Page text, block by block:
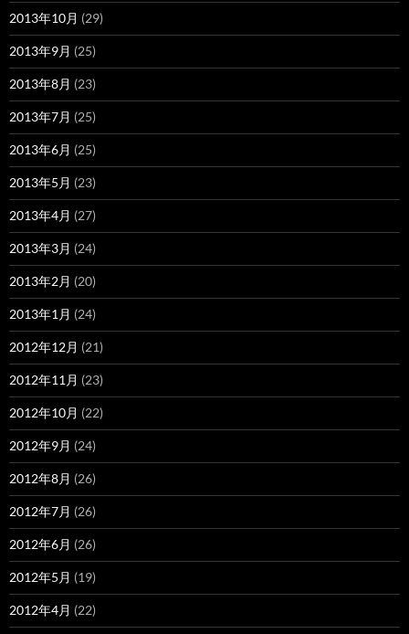
2013年10月 (29)
2013年9月 (25)
2013年8月 (23)
2013年7月 (25)
2013年6月 (25)
2013年5月 (23)
2013年4月 (27)
2013年3月 (24)
2013年2月 (20)
2013年1月 (24)
2012年12月 (21)
2012年11月 (23)
2012年10月 (22)
2012年9月 (24)
2012年8月 (26)
2012年7月 (26)
2012年6月 (26)
2012年5月 (19)
2012年4月 (22)